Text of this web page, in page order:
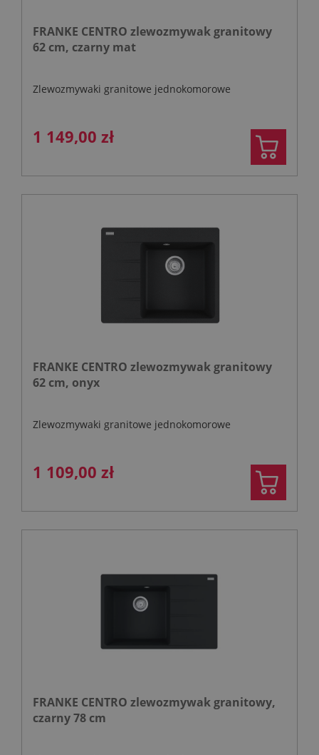
FRANKE CENTRO zlewozmywak granitowy
62 cm, czarny mat
Zlewozmywaki granitowe jednokomorowe
1 149,00 zł
FRANKE CENTRO zlewozmywak granitowy
62 cm, onyx
Zlewozmywaki granitowe jednokomorowe
1 109,00 zł
FRANKE CENTRO zlewozmywak granitowy,
czarny 78 cm